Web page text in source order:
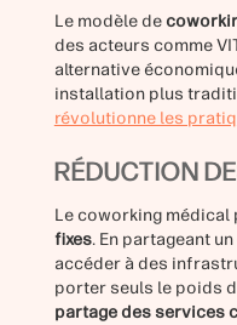
Le modèle de
des acteurs comme
alternative
installation plus
révolutionne les
RÉDUCTION
Le coworking médical
fixes. En partageant
accéder à des
porter seuls le poids
partage des services